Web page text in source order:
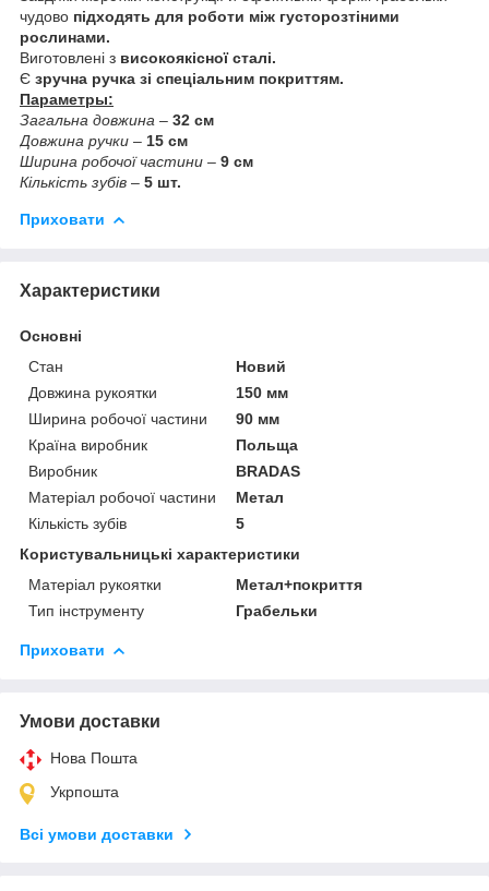
чудово підходять для роботи між густорозтіними
рослинами.
Виготовлені з високоякісної сталі.
Є зручна ручка зі спеціальним покриттям.
Параметры:
Загальна довжина – 32 см
Довжина ручки – 15 см
Ширина робочої частини – 9 см
Кількість зубів – 5 шт.
Приховати
Характеристики
Основні
Стан
Новий
Довжина рукоятки
150 мм
Ширина робочої частини
90 мм
Країна виробник
Польща
Виробник
BRADAS
Матеріал робочої частини
Метал
Кількість зубів
5
Користувальницькі характеристики
Матеріал рукоятки
Метал+покриття
Тип інструменту
Грабельки
Приховати
Умови доставки
Нова Пошта
Укрпошта
Всі умови доставки